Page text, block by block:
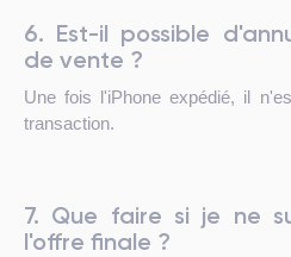
6. Est-il possible
de vente ?
Une fois l'iPhone expédié, il
transaction.
7. Que faire si je ne
l'offre finale ?